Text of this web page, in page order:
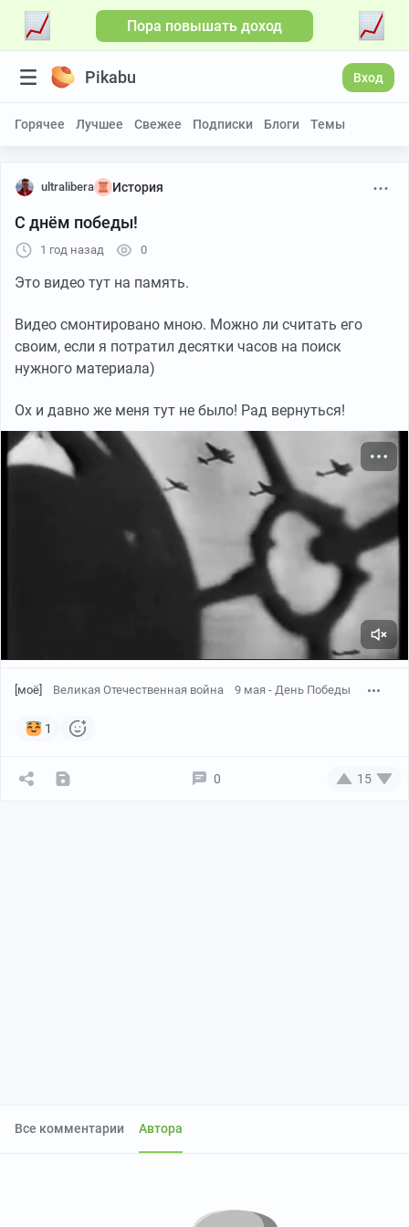
Пора повышать доход
Pikabu Вход
Горячее Лучшее Свежее Подписки Блоги Темы
ultralibera История
С днём победы!
1 год назад 0
Это видео тут на память.
Видео смонтировано мною. Можно ли считать его
своим, если я потратил десятки часов на поиск
нужного материала)
Ох и давно же меня тут не было! Рад вернуться!
[моё] Великая Отечественная война 9 мая - День Победы
1
0 15
Все комментарии Автора
Больше видео